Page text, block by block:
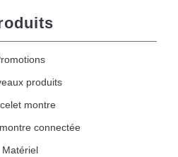
produits
montre
connectée
Matériel